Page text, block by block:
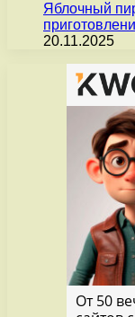
Яблочный
20.11.2025